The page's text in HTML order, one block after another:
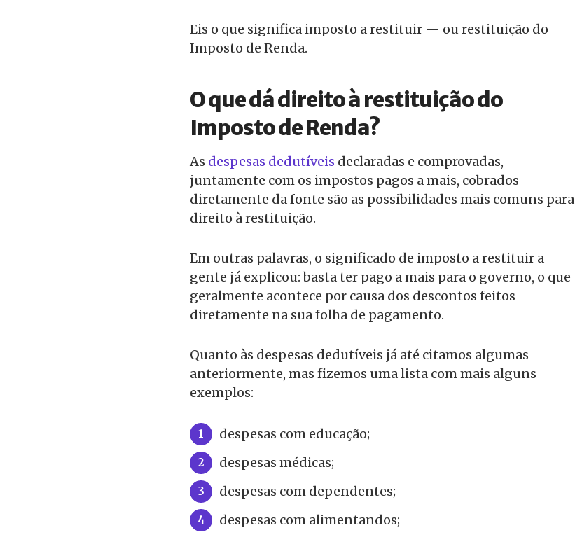
Eis o que significa imposto a restituir — ou restituição do
Imposto de Renda.
O que dá direito à restituição do
Imposto de Renda?
As despesas dedutíveis declaradas e comprovadas,
juntamente com os impostos pagos a mais, cobrados
diretamente da fonte são as possibilidades mais comuns para
direito à restituição.
Em outras palavras, o significado de imposto a restituir a
gente já explicou: basta ter pago a mais para o governo, o que
geralmente acontece por causa dos descontos feitos
diretamente na sua folha de pagamento.
Quanto às despesas dedutíveis já até citamos algumas
anteriormente, mas fizemos uma lista com mais alguns
exemplos:
despesas com educação;
despesas médicas;
despesas com dependentes;
despesas com alimentandos;